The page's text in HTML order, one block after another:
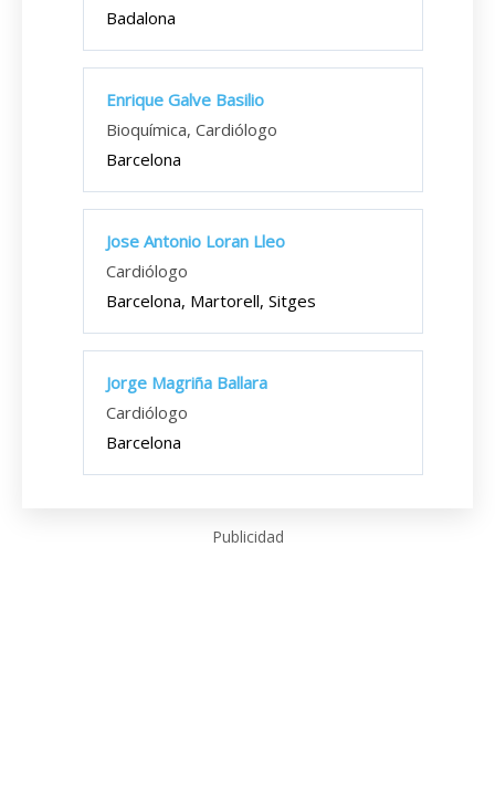
Badalona
Enrique Galve Basilio
Bioquímica, Cardiólogo
Barcelona
Jose Antonio Loran Lleo
Cardiólogo
Barcelona, Martorell, Sitges
Jorge Magriña Ballara
Cardiólogo
Barcelona
Publicidad